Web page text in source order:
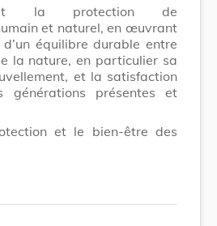
la protection de
et naturel, en œuvrant
équilibre durable entre
la nature, en particulier sa
et la satisfaction
générations présentes et
et le bien-être des